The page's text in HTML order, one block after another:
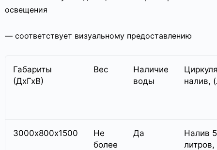
освещения
— соответствует визуальному предоставлению
Габариты
(ДхГхВ)
Вес
Наличие
воды
налив,
3000х800х1500
Не
более
Да
Налив
литров,